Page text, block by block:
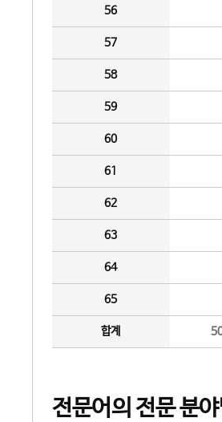
56
57
58
59
60
61
62
63
64
65
합계
전문어의 전문 분